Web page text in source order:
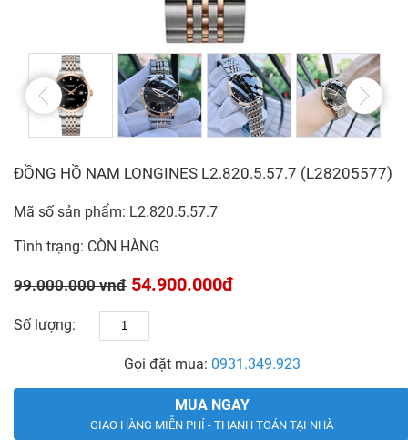
ĐỒNG HỒ NAM LONGINES L2.820.5.57.7 (L28205577)
Mã số sản phẩm: L2.820.5.57.7
Tình trạng: CÒN HÀNG
99.000.000 vnđ54.900.000đ
Số lượng:
Gọi đặt mua: 0931.349.923
MUA NGAY
GIAO HÀNG MIỄN PHÍ - THANH TOÁN TẠI NHÀ